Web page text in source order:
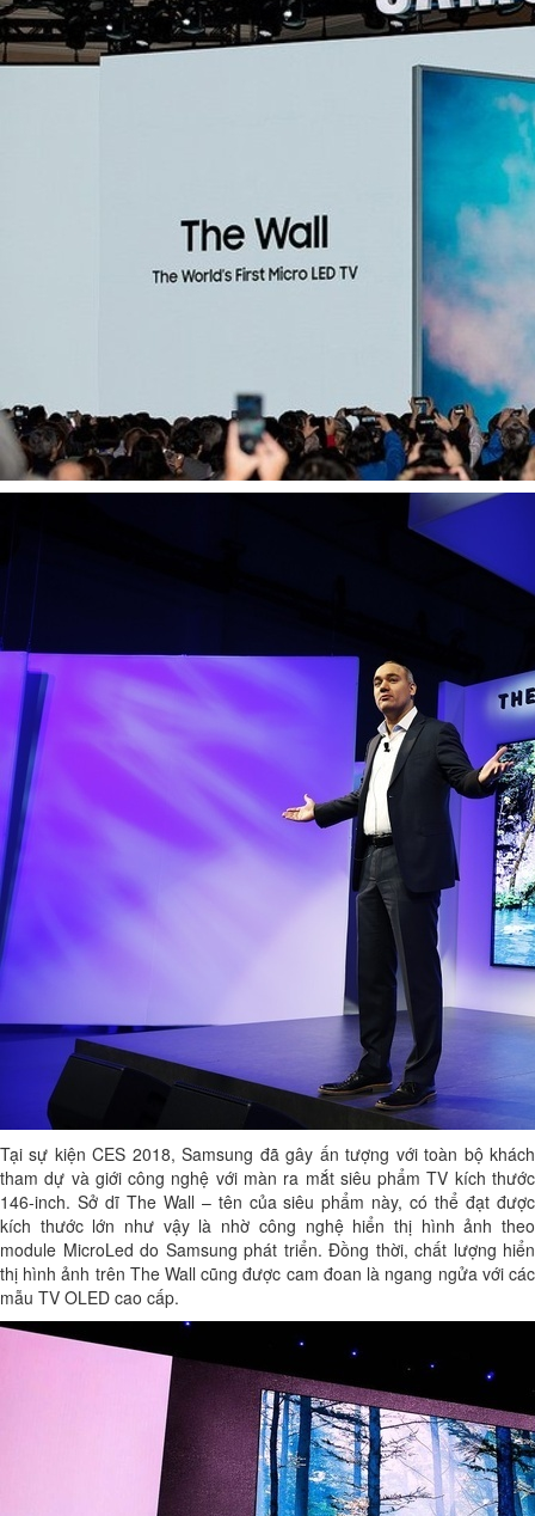
Tại sự kiện CES 2018, Samsung đã gây ấn tượng với toàn bộ khách
tham dự và giới công nghệ với màn ra mắt siêu phẩm TV kích thước
146-inch. Sở dĩ The Wall – tên của siêu phẩm này, có thể đạt được
kích thước lớn như vậy là nhờ công nghệ hiển thị hình ảnh theo
module MicroLed do Samsung phát triển. Đồng thời, chất lượng hiển
thị hình ảnh trên The Wall cũng được cam đoan là ngang ngửa với các
mẫu TV OLED cao cấp.